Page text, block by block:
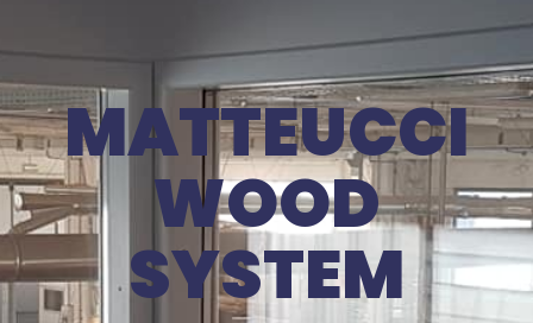
MATTEUCCI
WOOD
SYSTEM